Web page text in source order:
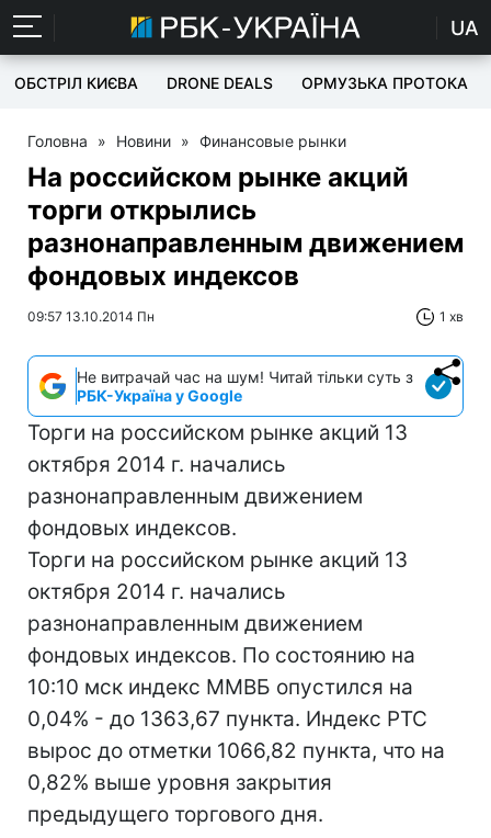
UA
ОБСТРІЛ КИЄВА DRONE DEALS ОРМУЗЬКА ПРОТОКА
Головна » Новини » Финансовые рынки
На российском рынке акций
торги открылись
разнонаправленным движением
фондовых индексов
09:57 13.10.2014 Пн 1 хв
Не витрачай час на шум! Читай тільки суть з
РБК-Україна у Google
Торги на российском рынке акций 13
октября 2014 г. начались
разнонаправленным движением
фондовых индексов.
Торги на российском рынке акций 13
октября 2014 г. начались
разнонаправленным движением
фондовых индексов. По состоянию на
10:10 мск индекс ММВБ опустился на
0,04% - до 1363,67 пункта. Индекс РТС
вырос до отметки 1066,82 пункта, что на
0,82% выше уровня закрытия
предыдущего торгового дня.